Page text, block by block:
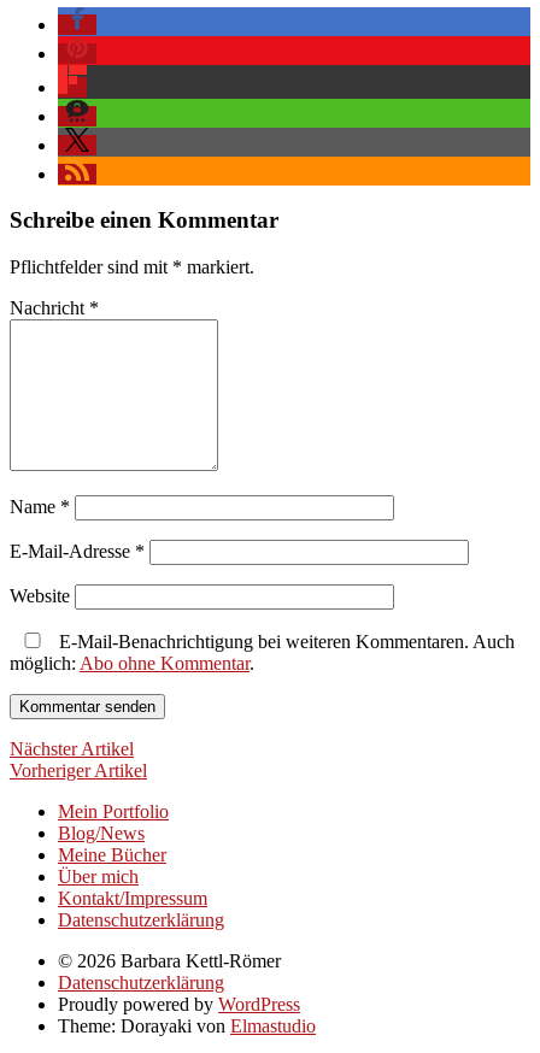
Schreibe einen Kommentar
Pflichtfelder sind mit * markiert.
Nachricht *
Name *
E-Mail-Adresse *
Website
E-Mail-Benachrichtigung bei weiteren Kommentaren. Auch
möglich: Abo ohne Kommentar.
Nächster Artikel
Vorheriger Artikel
Mein Portfolio
Blog/News
Meine Bücher
Über mich
Kontakt/Impressum
Datenschutzerklärung
© 2026 Barbara Kettl-Römer
Datenschutzerklärung
Proudly powered by WordPress
Theme: Dorayaki von Elmastudio